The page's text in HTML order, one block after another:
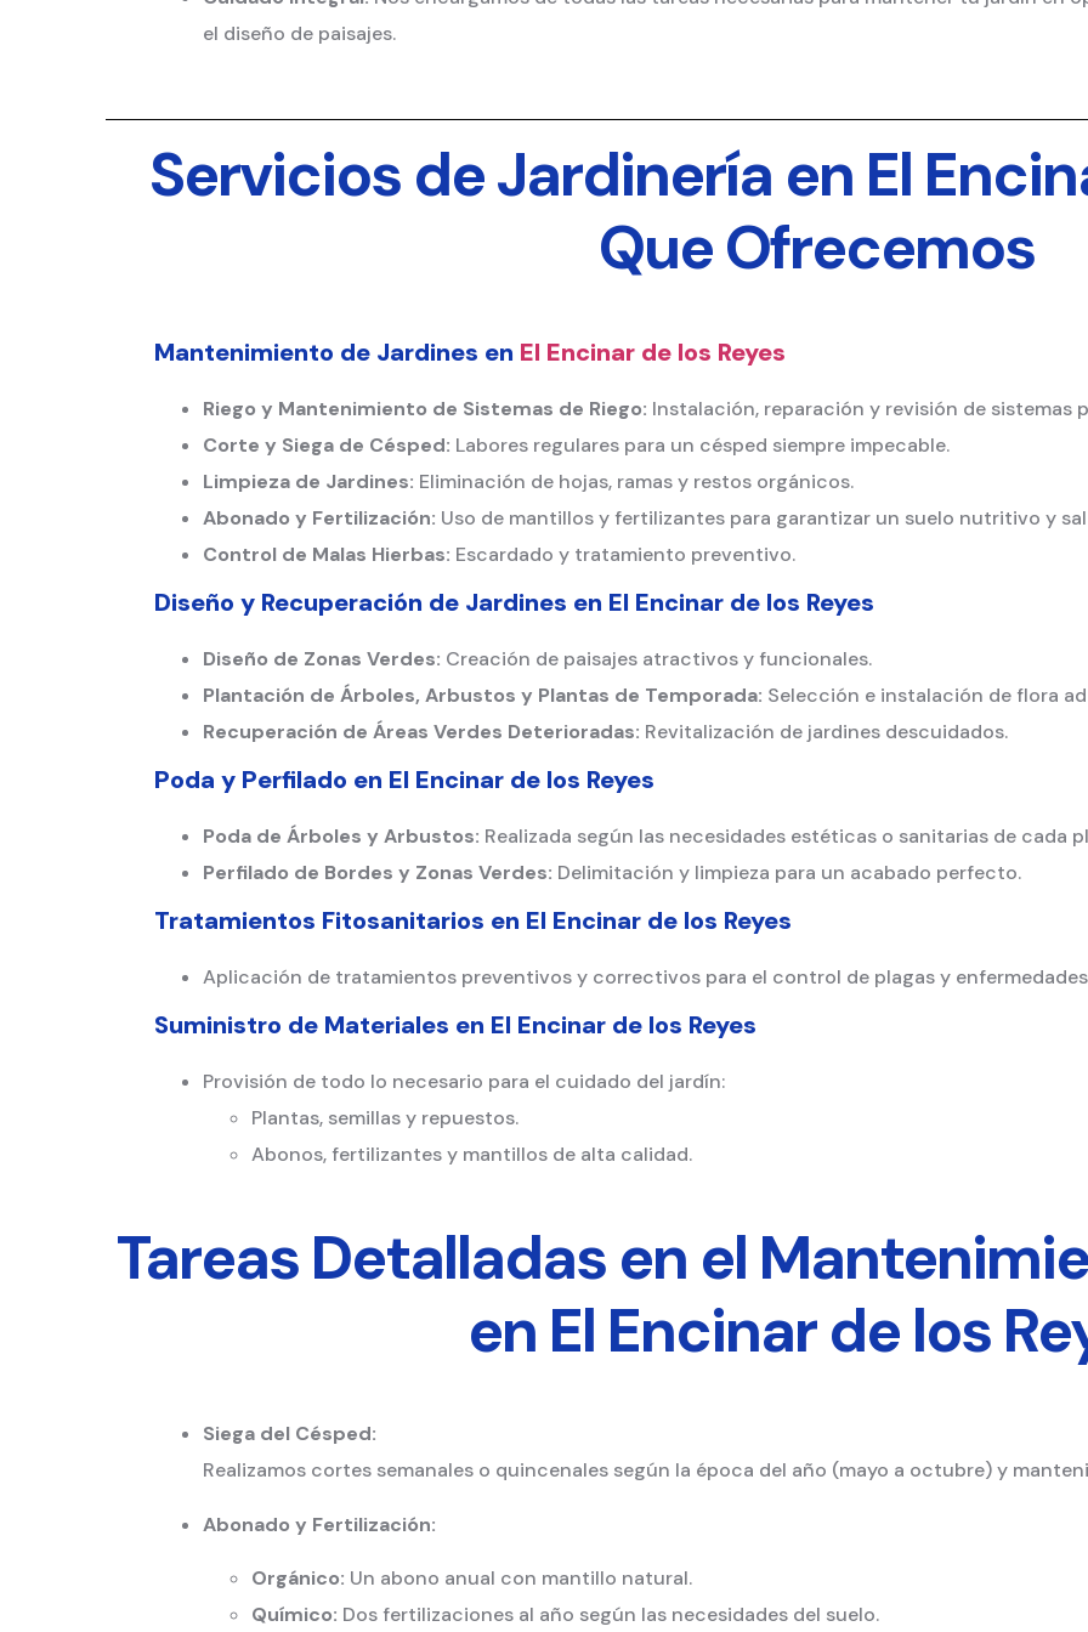
el diseño de paisajes.
Servicios de Jardinería en El
Que Ofrecemos
Mantenimiento de Jardines en El Encinar de los Reyes
Riego y Mantenimiento de Sistemas de Riego: Instalación, reparación y revisión de sistemas
Corte y Siega de Césped: Labores regulares para un césped siempre impecable.
Limpieza de Jardines: Eliminación de hojas, ramas y restos orgánicos.
Abonado y Fertilización: Uso de mantillos y fertilizantes para garantizar un suelo nutritivo y
Control de Malas Hierbas: Escardado y tratamiento preventivo.
Diseño y Recuperación de Jardines en El Encinar de los Reyes
Diseño de Zonas Verdes: Creación de paisajes atractivos y funcionales.
Plantación de Árboles, Arbustos y Plantas de Temporada: Selección e instalación de flora
Recuperación de Áreas Verdes Deterioradas: Revitalización de jardines descuidados.
Poda y Perfilado en El Encinar de los Reyes
Poda de Árboles y Arbustos: Realizada según las necesidades estéticas o sanitarias de cada
Perfilado de Bordes y Zonas Verdes: Delimitación y limpieza para un acabado perfecto.
Tratamientos Fitosanitarios en El Encinar de los Reyes
Aplicación de tratamientos preventivos y correctivos para el control de plagas y
Suministro de Materiales en El Encinar de los Reyes
Provisión de todo lo necesario para el cuidado del jardín:
Plantas, semillas y repuestos.
Abonos, fertilizantes y mantillos de alta calidad.
Tareas Detalladas en el
en El Encinar de los
Siega del Césped:
Realizamos cortes semanales o quincenales según la época del año (mayo a octubre) y
Abonado y Fertilización:
Orgánico: Un abono anual con mantillo natural.
Químico: Dos fertilizaciones al año según las necesidades del suelo.